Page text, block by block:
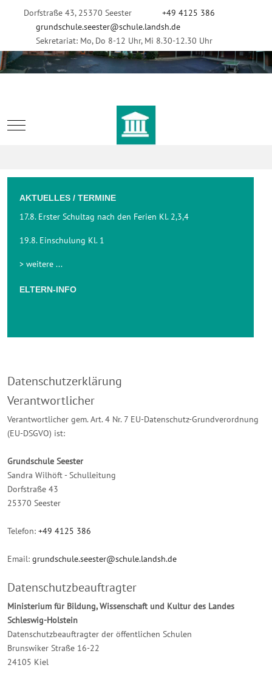
Dorfstraße 43, 25370 Seester
+49 4125 386
grundschule.seester@schule.landsh.de
Sekretariat: Mo, Do 8-12 Uhr, Mi 8.30-12.30 Uhr
Mobile Menu Toggle
AKTUELLES / TERMINE
17.8. Erster Schultag nach den Ferien Kl. 2,3,4
19.8. Einschulung Kl. 1
> weitere ...
ELTERN-INFO
Datenschutzerklärung
Verantwortlicher
Verantwortlicher gem. Art. 4 Nr. 7 EU-Datenschutz-Grundverordnung
(EU-DSGVO) ist:
Grundschule Seester
Sandra Wilhöft - Schulleitung
Dorfstraße 43
25370 Seester
Telefon: +49 4125 386
Email: grundschule.seester@schule.landsh.de
Datenschutzbeauftragter
Ministerium für Bildung, Wissenschaft und Kultur des Landes
Schleswig-Holstein
Datenschutzbeauftragter der öffentlichen Schulen
Brunswiker Straße 16-22
24105 Kiel